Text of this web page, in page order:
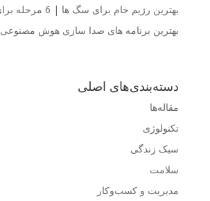
بهترین رژیم خام برای سگ ها | 6 مرحله برای شروع
بهترین برنامه های صدا سازی هوش مصنوعی
دسته‌بندی‌های اصلی
مقاله‌ها
تکنولوژی
سبک زندگی
سلامت
مدیریت و کسب‌وکار